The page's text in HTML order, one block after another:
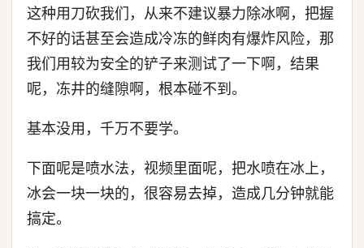
这种用刀砍我们，从来不建议暴力除冰啊，把握
不好的话甚至会造成冷冻的鲜肉有爆炸风险，那
我们用较为安全的铲子来测试了一下啊，结果
呢，冻井的缝隙啊，根本碰不到。
基本没用，千万不要学。
下面呢是喷水法，视频里面呢，把水喷在冰上，
冰会一块一块的，很容易去掉，造成几分钟就能
搞定。